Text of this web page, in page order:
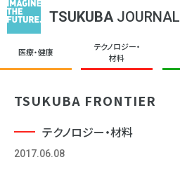
TSUKUBA JOURNAL
医療・健康
テクノロジー・
材料
TSUKUBA FRONTIER
テクノロジー・材料
2017.06.08